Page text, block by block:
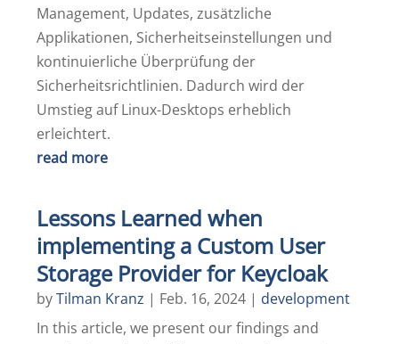
Management, Updates, zusätzliche
Applikationen, Sicherheitseinstellungen und
kontinuierliche Überprüfung der
Sicherheitsrichtlinien. Dadurch wird der
Umstieg auf Linux-Desktops erheblich
erleichtert.
read more
Lessons Learned when
implementing a Custom User
Storage Provider for Keycloak
byTilman Kranz | Feb. 16, 2024 | development
In this article, we present our findings and